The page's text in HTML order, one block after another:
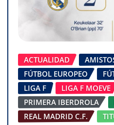
ACTUALIDAD
FÚTBOL EUROPEO
LIGA F
LIGA F MOEVE
PRIMERA IBERDROLA
REAL MADRID C.F.